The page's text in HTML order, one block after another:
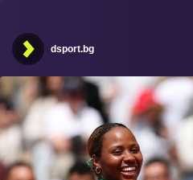
dsport.bg